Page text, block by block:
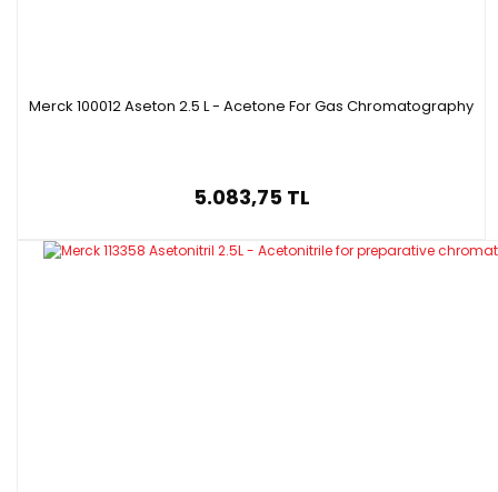
Merck 100012 Aseton 2.5 L - Acetone For Gas Chromatography
5.083,75 TL